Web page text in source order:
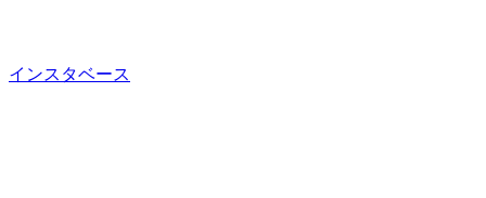
インスタベース